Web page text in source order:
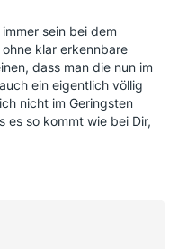
sein bei dem
klar erkennbare
dass man die nun im
ein eigentlich völlig
nicht im Geringsten
es so kommt wie bei Dir,